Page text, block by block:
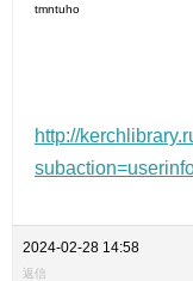
tmntuho
http://
2024-02-28 14:58
返信